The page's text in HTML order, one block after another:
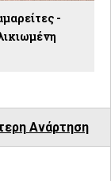
-
Ανάρτηση